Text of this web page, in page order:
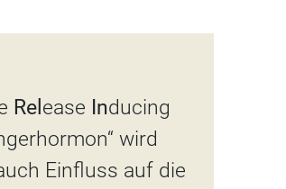
Rel ease Inducing
wird
Einfluss auf die